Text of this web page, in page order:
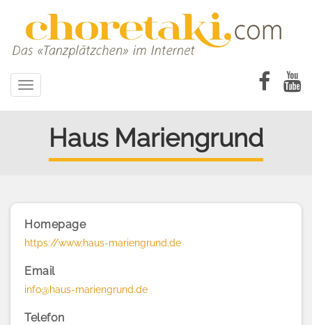
Toggle
navigation
Haus Mariengrund
Homepage
https://www.haus-mariengrund.de
Email
info@haus-mariengrund.de
Telefon